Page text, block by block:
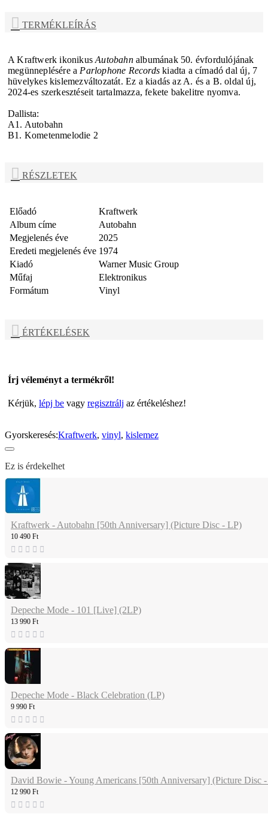
TERMÉKLEÍRÁS
AKraftwerk ikonikusAutobahnalbumának 50. évfordulójának
megünneplésére a Parlophone Records kiadta a címadó dal új, 7
hüvelykes kislemezváltozatát. Ez a kiadás az A. és a B. oldal új,
2024-es szerkesztéseit tartalmazza, fekete bakelitre nyomva.
Dallista:
A1. Autobahn
B1. Kometenmelodie 2
RÉSZLETEK
Előadó
Kraftwerk
Album címe
Autobahn
Megjelenés éve
2025
Eredeti megjelenés éve 1974
Kiadó
Warner Music Group
Műfaj
Elektronikus
Formátum
Vinyl
ÉRTÉKELÉSEK
Írj véleményt a termékről!
Kérjük, lépj be vagy regisztrálj az értékeléshez!
Gyorskeresés:Kraftwerk, vinyl, kislemez
Ez is érdekelhet
Kraftwerk - Autobahn [50th Anniversary] (Picture Disc - LP)
10 490 Ft
Depeche Mode - 101 [Live] (2LP)
13 990 Ft
Depeche Mode - Black Celebration (LP)
9 990 Ft
David Bowie - Young Americans [50th Anniversary] (Picture Disc
12 990 Ft